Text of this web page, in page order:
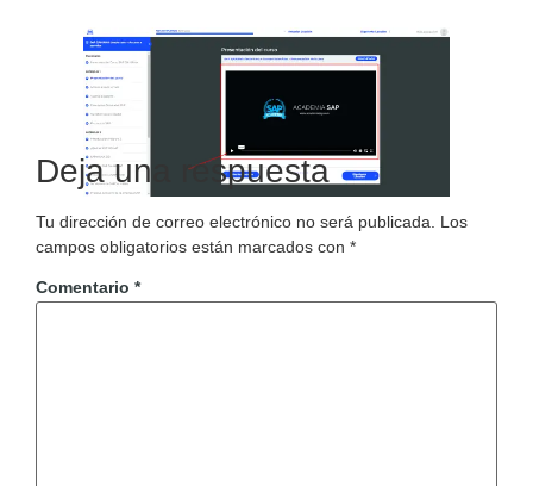
Deja una respuesta
Tu dirección de correo electrónico no será publicada.
Los
campos obligatorios están marcados con *
Comentario *